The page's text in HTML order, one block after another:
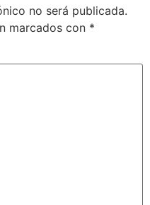
no será publicada.
marcados con *